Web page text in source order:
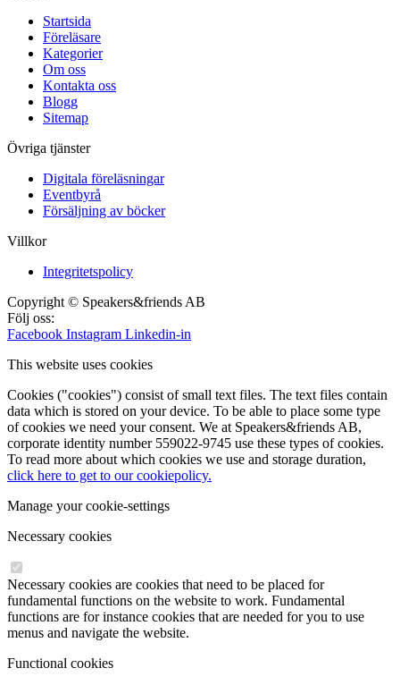
Startsida
Föreläsare
Kategorier
Om oss
Kontakta oss
Blogg
Sitemap
Övriga tjänster
Digitala föreläsningar
Eventbyrå
Försäljning av böcker
Villkor
Integritetspolicy
Copyright © Speakers&friends AB
Följ oss:
Facebook Instagram Linkedin-in
This website uses cookies
Cookies ("cookies") consist of small text files. The text files contain
data which is stored on your device. To be able to place some type
of cookies we need your consent. We at Speakers&friends AB,
corporate identity number 559022-9745 use these types of cookies.
To read more about which cookies we use and storage duration,
click here to get to our cookiepolicy.
Manage your cookie-settings
Necessary cookies
Necessary cookies are cookies that need to be placed for
fundamental functions on the website to work. Fundamental
functions are for instance cookies that are needed for you to use
menus and navigate the website.
Functional cookies